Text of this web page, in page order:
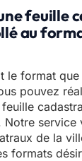
feuille
au
le format
pouvez
Notre service
de la
formats